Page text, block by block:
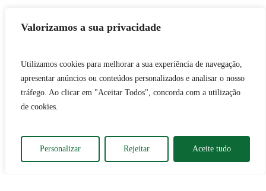
Valorizamos a sua privacidade
Utilizamos cookies para melhorar a sua experiência de navegação,
apresentar anúncios ou conteúdos personalizados e analisar o nosso
tráfego. Ao clicar em "Aceitar Todos", concorda com a utilização
de cookies.
Personalizar Rejeitar Aceite tudo
é uma
empresa